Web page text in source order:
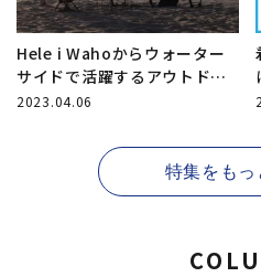
Hele i Wahoからウォーター
サイドで活躍するアウトドア
ラインORANGE Labelがちょ
2023.04.06
特集をもっ